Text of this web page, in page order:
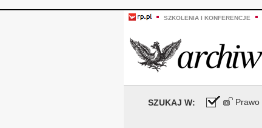
SZKOLENIA I KONFERENCJE
SZUKAJ W: Prawo